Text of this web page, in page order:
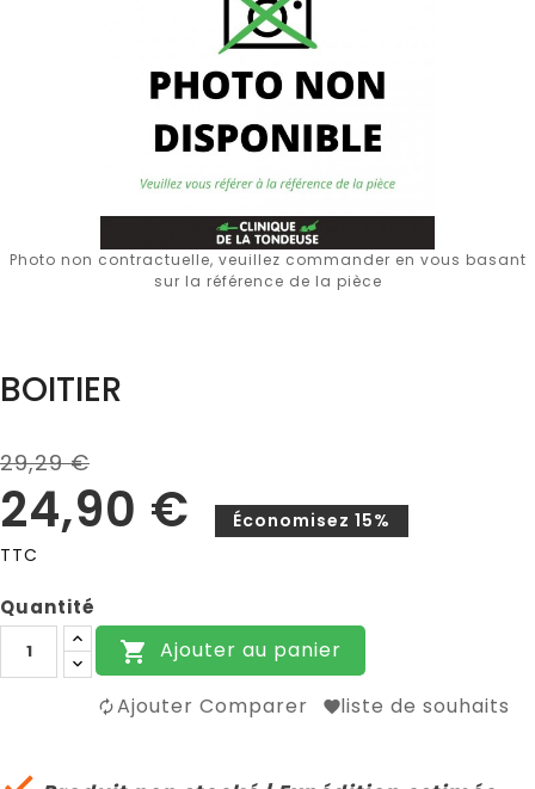
Photo non contractuelle, veuillez commander en vous basant
sur la référence de la pièce
BOITIER
29,29 €
24,90 €
Économisez 15%
TTC
Quantité
 Ajouter au panier
Ajouter Comparer liste de souhaits